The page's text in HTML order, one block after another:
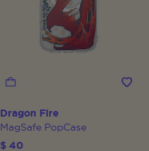
Dragon Fire
MagSafe PopCase
$ 40